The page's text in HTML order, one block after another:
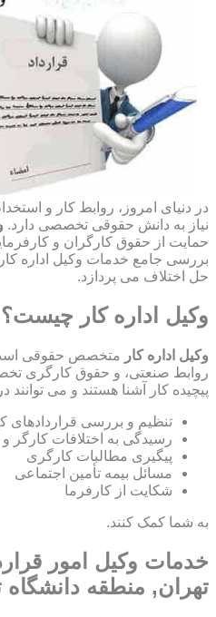
در دنیای امروز، روابط کار و
نیاز به دانش حقوقی تخصصی دارد.
حمایت از حقوق کارگران و
بررسی جامع خدمات وکیل اداره
حل اختلاف می پردازد.
وکیل اداره کار چیست؟
وکیل اداره کار متخصص حقوقی است
روابط صنعتی، و حقوق کارگری
پیچیده کار آشنا هستند و می
تنظیم و بررسی قراردادهای
رسیدگی به اختلافات کارگر و
پیگیری مطالبات کارگری
مسائل بیمه تأمین اجتماعی
شکایت از کارفرما
به شما کمک کنند.
خدمات وکیل امور
تهران, منطقه دانشگاه